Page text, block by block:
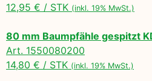
12,95 € / STK (inkl. 19% MwSt.)
80 mm Baumpfähle gespitzt
Art. 1550080200
14,80 € / STK (inkl. 19% MwSt.)